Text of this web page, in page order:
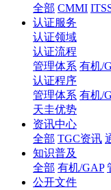
全部 CMMI
认证服务
认证领域
认证流程
管理体系 有机/
认证程序
管理体系 有机/
天圭优势
资讯中心
全部 TGC资讯
知识普及
全部 有机/GAP
公开文件